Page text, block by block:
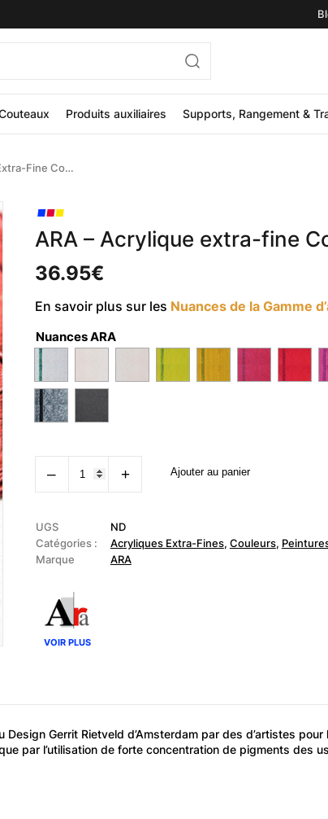
Produits auxiliaires Supports, Rangement &
ARA – Acrylique Extra-Fine Couleurs Métalliques 500ml
ARA – Acrylique extra-fine
36.95€
En savoir plus sur les Nuances de la Gamme
Nuances ARA
‒
quantité
de
ARA
extra-
fine
Couleurs
Métalliques
+ Ajouter au panier
UGS
ND
Catégories :
Acryliques Extra-Fines, Couleurs,
Marque
ARA
VOIR PLUS
Design Gerrit Rietveld d’Amsterdam par des d’artistes
par l’utilisation de forte concentration de pigments des